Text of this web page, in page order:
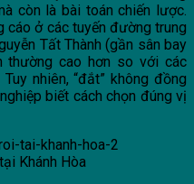
còn là bài toán chiến lược.
cáo ở các tuyến đường trung
Tất Thành (gần sân bay
thường cao hơn so với các
nhiên, “đắt” không đồng
biết cách chọn đúng vị
Khánh Hòa